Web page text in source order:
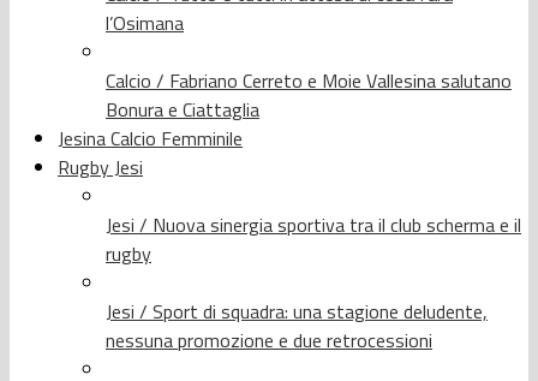
l’Osimana
Calcio / Fabriano Cerreto e Moie Vallesina salutano
Bonura e Ciattaglia
Jesina Calcio Femminile
Rugby Jesi
Jesi / Nuova sinergia sportiva tra il club scherma e il
rugby
Jesi / Sport di squadra: una stagione deludente,
nessuna promozione e due retrocessioni